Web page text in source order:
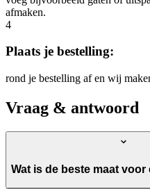
afmaken.
4
Plaats je bestelling:
rond je bestelling af en wij
Vraag & antwoord
Wat is de beste maat